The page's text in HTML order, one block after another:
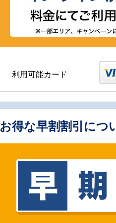
利用可能カード
お得な早割割引につ